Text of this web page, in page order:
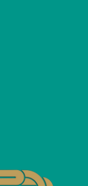
في إطار حرصه على
بجامعة ديالى